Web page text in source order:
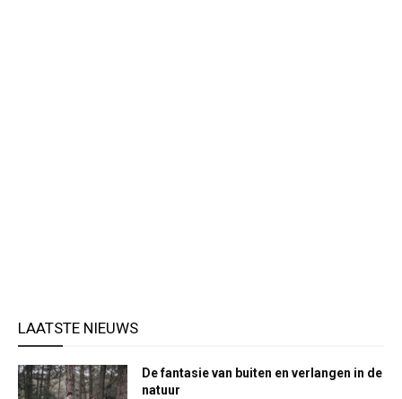
LAATSTE NIEUWS
De fantasie van buiten en verlangen in de
natuur